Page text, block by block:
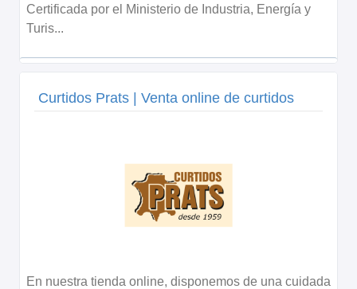
Certificada por el Ministerio de Industria, Energía y
Turis...
Curtidos Prats | Venta online de curtidos
En nuestra tienda online, disponemos de una cuidada